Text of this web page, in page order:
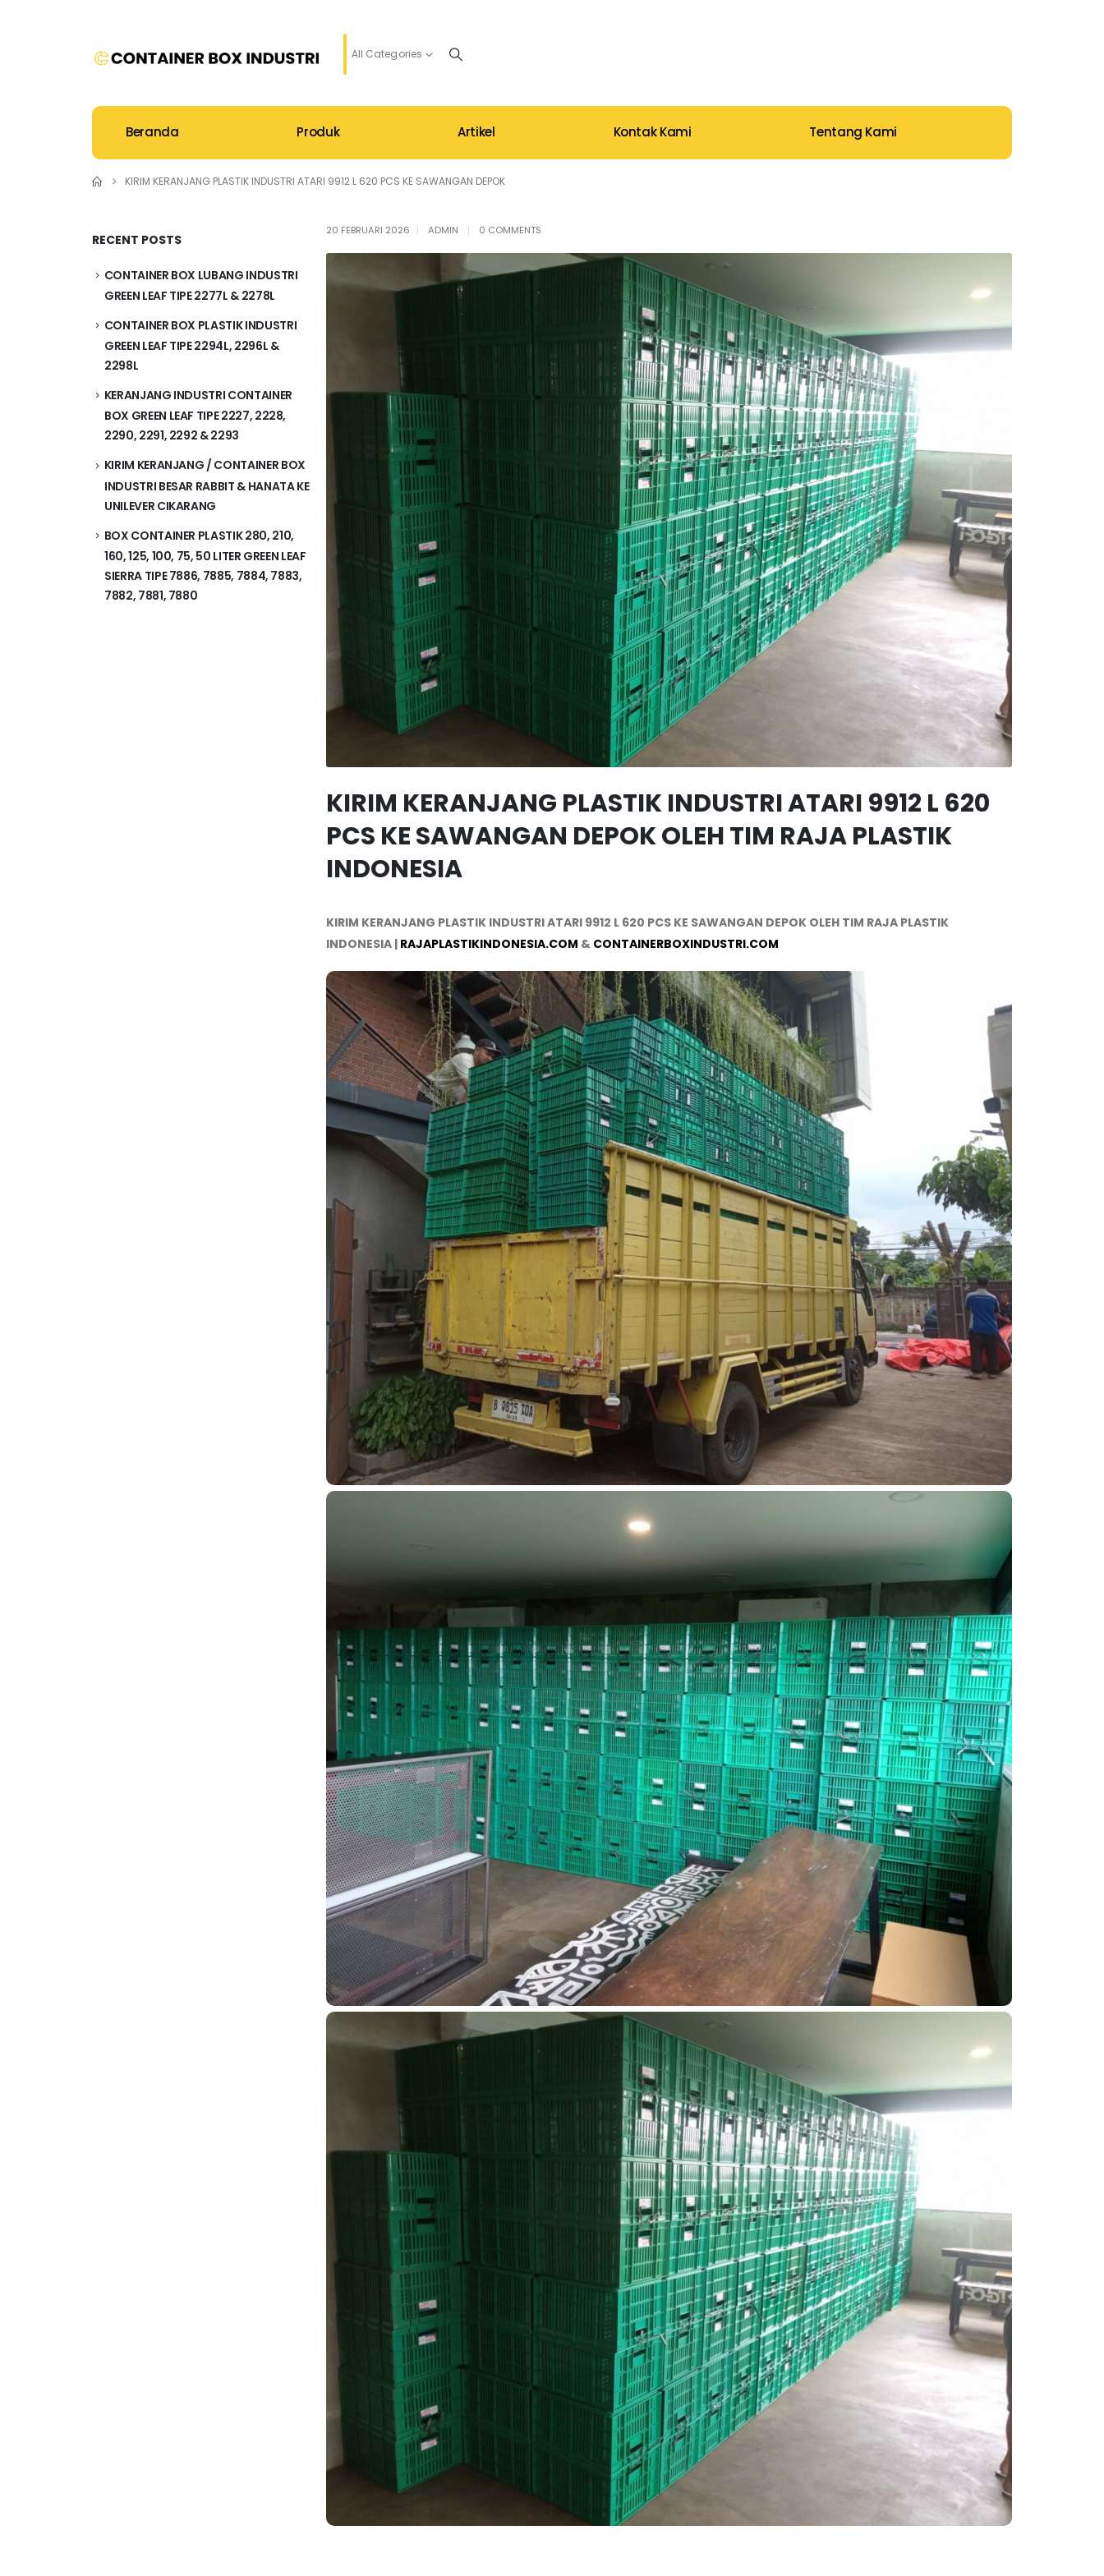
All Categories
Beranda Produk Artikel Kontak Kami Tentang Kami
KIRIM KERANJANG PLASTIK INDUSTRI ATARI 9912 L 620 PCS KE SAWANGAN DEPOK
20 FEBRUARI 2026 ADMIN 0 COMMENTS
KIRIM KERANJANG PLASTIK INDUSTRI ATARI 9912 L 620
PCS KE SAWANGAN DEPOK OLEH TIM RAJA PLASTIK
INDONESIA
KIRIM KERANJANG PLASTIK INDUSTRI ATARI 9912 L 620 PCS KE SAWANGAN DEPOK OLEH TIM RAJA PLASTIK
INDONESIA | RAJAPLASTIKINDONESIA.COM & CONTAINERBOXINDUSTRI.COM
RECENT POSTS
CONTAINER BOX LUBANG INDUSTRI
GREEN LEAF TIPE 2277L & 2278L
CONTAINER BOX PLASTIK INDUSTRI
GREEN LEAF TIPE 2294L, 2296L &
2298L
KERANJANG INDUSTRI CONTAINER
BOX GREEN LEAF TIPE 2227, 2228,
2290, 2291, 2292 & 2293
KIRIM KERANJANG / CONTAINER BOX
INDUSTRI BESAR RABBIT & HANATA KE
UNILEVER CIKARANG
BOX CONTAINER PLASTIK 280, 210,
160, 125, 100, 75, 50 LITER GREEN LEAF
SIERRA TIPE 7886, 7885, 7884, 7883,
7882, 7881, 7880